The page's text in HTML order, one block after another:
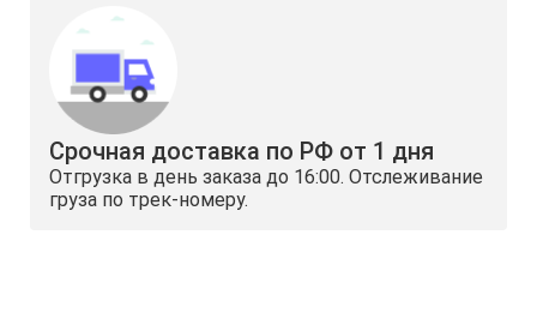
Срочная доставка по РФ от 1 дня
Отгрузка в день заказа до 16:00. Отслеживание
груза по трек-номеру.